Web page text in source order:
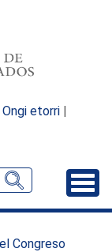
Ongi etorri |
Congreso